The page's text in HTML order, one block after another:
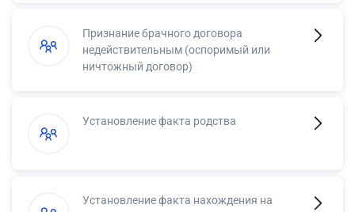
Признание брачного договора
недействительным (оспоримый или
ничтожный договор)
Установление факта родства
Установление факта нахождения на